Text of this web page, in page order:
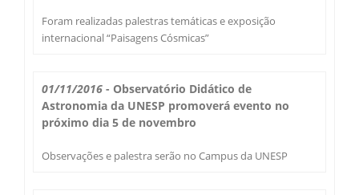
Chuva Diária
Modelo Regional WRF
Umidade do Solo
Secas Bauru
Agendamento de Visitas
Notícias
IPMet na FC
Perguntas Frequentes
Observador Voluntário
Login
Foram realizadas palestras temáticas e exposição
internacional “Paisagens Cósmicas”
01/11/2016 - Observatório Didático de
Astronomia da UNESP promoverá evento no
próximo dia 5 de novembro
Observações e palestra serão no Campus da UNESP